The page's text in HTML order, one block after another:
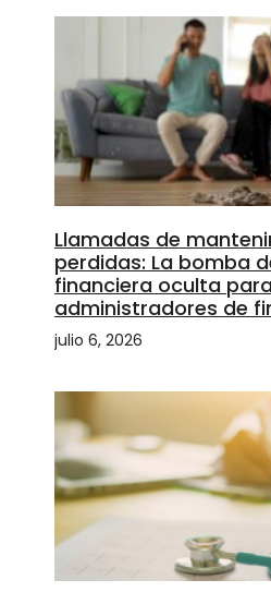
Llamadas de
perdidas: La bomba
financiera oculta
administradores de
julio 6, 2026